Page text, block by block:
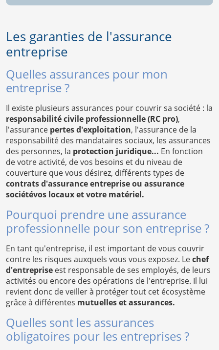
Les garanties de l'assurance
entreprise
Quelles assurances pour mon
entreprise ?
Il existe plusieurs assurances pour couvrir sa société : la
responsabilité civile professionnelle (RC pro),
l'assurance pertes d'exploitation, l'assurance de la
responsabilité des mandataires sociaux, les assurances
des personnes, la protection juridique... En fonction
de votre activité, de vos besoins et du niveau de
couverture que vous désirez, différents types de
contrats d'assurance entreprise ou assurance
sociétévos locaux et votre matériel.
Pourquoi prendre une assurance
professionnelle pour son entreprise ?
En tant qu'entreprise, il est important de vous couvrir
contre les risques auxquels vous vous exposez. Lechef
d'entreprise est responsable de ses employés, de leurs
activités ou encore des opérations de l'entreprise. Il lui
revient donc de veiller à protéger tout cet écosystème
grâce à différentes mutuelles et assurances.
Quelles sont les assurances
obligatoires pour les entreprises ?